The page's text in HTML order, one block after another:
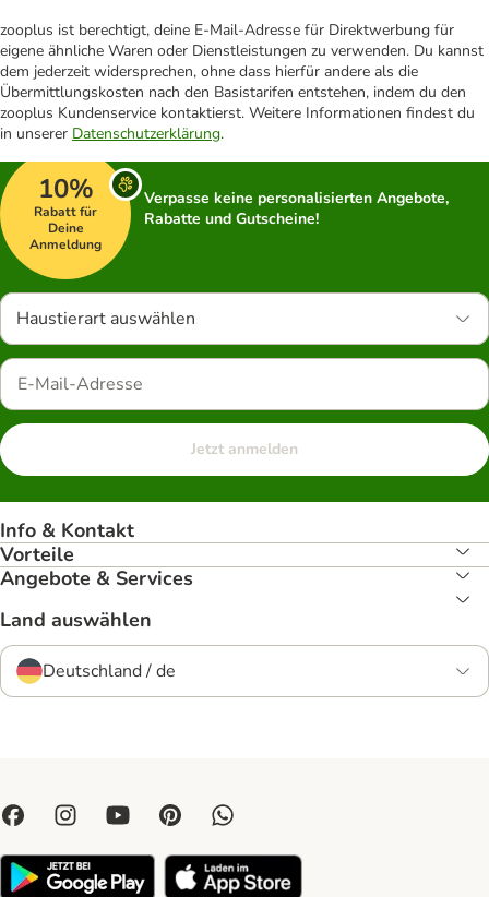
zooplus ist berechtigt, deine E-Mail-Adresse für Direktwerbung für
eigene ähnliche Waren oder Dienstleistungen zu verwenden. Du kannst
dem jederzeit widersprechen, ohne dass hierfür andere als die
Übermittlungskosten nach den Basistarifen entstehen, indem du den
zooplus Kundenservice kontaktierst. Weitere Informationen findest du
in unserer Datenschutzerklärung.
10%
Rabatt für
Deine
Anmeldung
Verpasse keine personalisierten Angebote,
Rabatte und Gutscheine!
Haustierart auswählen
Jetzt anmelden
Info & Kontakt
Vorteile
Angebote & Services
Land auswählen
Deutschland / de